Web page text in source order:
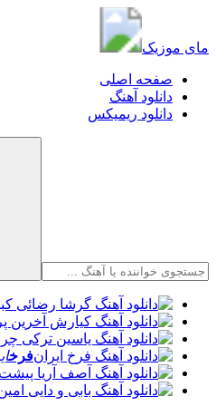
مای موزیک
صفحه اصلی
دانلود آهنگ
دانلود ریمیکس
فرخ